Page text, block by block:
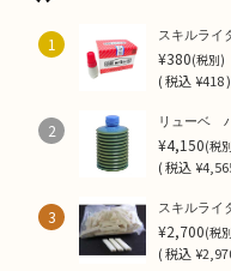
1 スキルラ
¥380(税別)
(税込¥418 )
2 リューベ
¥4,150(税
(税込
3 スキルライ
¥2,700(税
(税込